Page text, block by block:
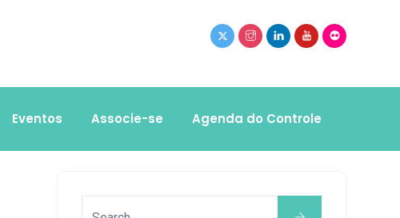
Eventos Associe-se Agenda do Controle